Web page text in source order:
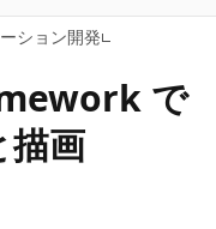
ション開発
で
描画